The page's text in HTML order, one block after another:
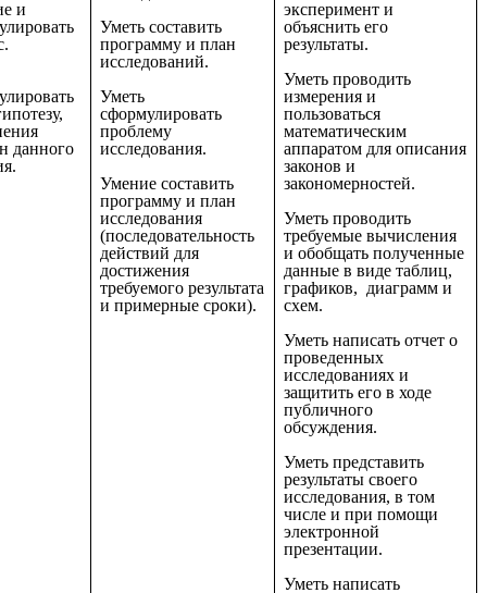
и
данного
Уметь составить
программу и план
исследований.
Уметь
сформулировать
проблему
исследования.
Умение составить
программу и план
исследования
(последовательность
действий для
достижения
требуемого результата
и примерные сроки).
эксперимент и
объяснить его
результаты.
Уметь проводить
измерения и
пользоваться
математическим
аппаратом для описания
законов и
закономерностей.
Уметь проводить
требуемые вычисления
и обобщать полученные
данные в виде таблиц,
графиков, диаграмм и
схем.
Уметь написать отчет о
проведенных
исследованиях и
защитить его в ходе
публичного
обсуждения.
Уметь представить
результаты своего
исследования, в том
числе и при помощи
электронной
презентации.
Уметь написать